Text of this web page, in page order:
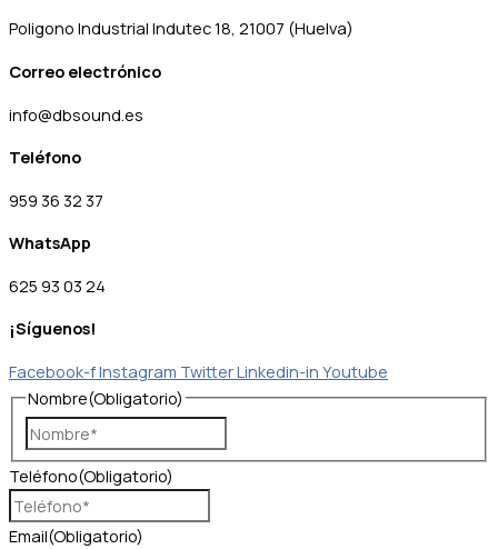
Poligono Industrial Indutec 18, 21007 (Huelva)
Correo electrónico
info@dbsound.es
Teléfono
959 36 32 37
WhatsApp
625 93 03 24
¡Síguenos!
Facebook-fInstagram TwitterLinkedin-in Youtube
Nombre(Obligatorio)
Teléfono(Obligatorio)
Email(Obligatorio)